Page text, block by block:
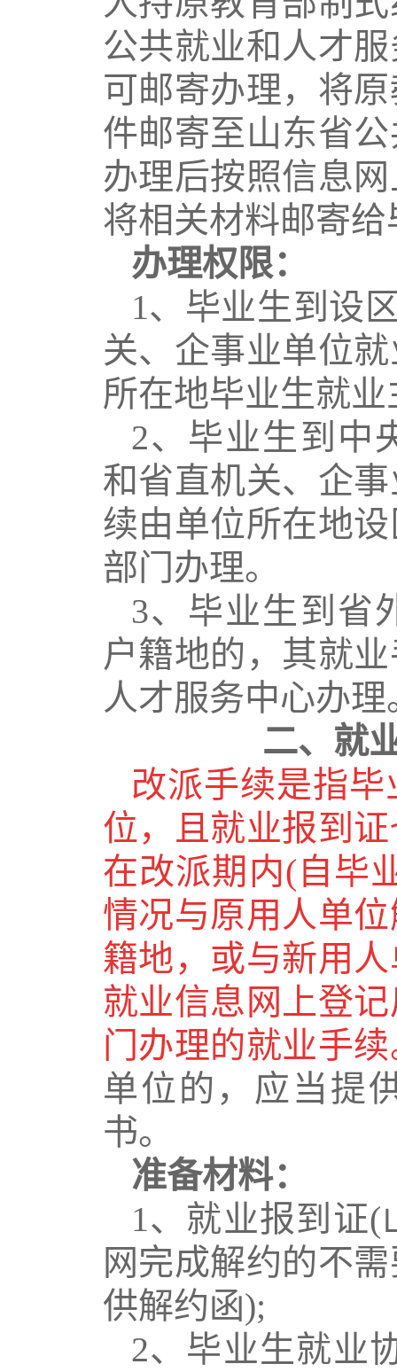
公共就业和人才
可邮寄办理，将
件邮寄至山东省
办理后按照信息
将相关材料邮寄给
办理权限：
1、毕业生到设
关、企事业单位
所在地毕业生就
2、毕业生到中
和省直机关、企
续由单位所在地
部门办理。
3、毕业生到省
户籍地的，其就
人才服务中心办理
二、就
改派手续是指
位，且就业报到
在改派期内(自毕
情况与原用人单
籍地，或与新用
就业信息网上登
门办理的就业手
单位的，应当提
书。
准备材料：
1、就业报到证(
网完成解约的不
供解约函);
2、毕业生就业